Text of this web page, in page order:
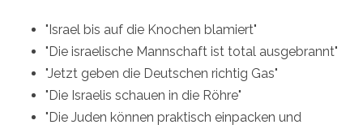
"Israel bis auf die Knochen blamiert"
"Die israelische Mannschaft ist total ausgebrannt"
"Jetzt geben die Deutschen richtig Gas"
"Die Israelis schauen in die Röhre"
"Die Juden können praktisch einpacken und